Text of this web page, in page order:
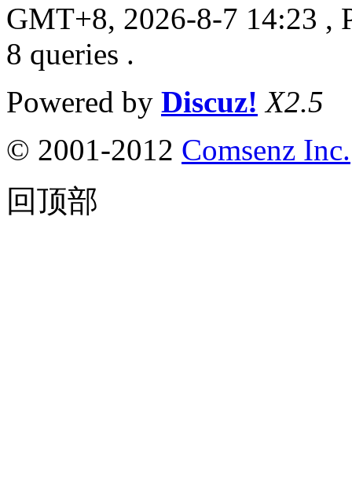
GMT+8, 2026-8-7 14:23 ,
8 queries .
Powered by Discuz! X2.5
© 2001-2012 Comsenz Inc.
回顶部